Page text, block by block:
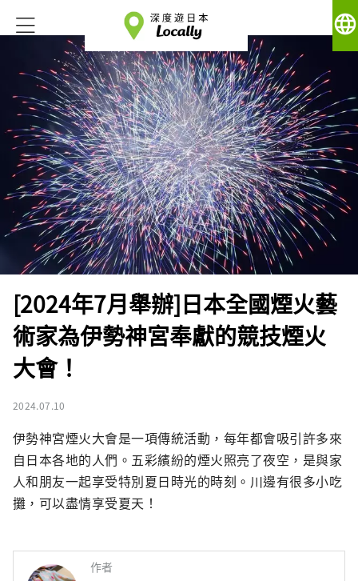
language
[2024年7月舉辦]日本全國煙火藝
術家為伊勢神宮奉獻的競技煙火
大會！
2024.07.10
伊勢神宮煙火大會是一項傳統活動，每年都會吸引許多來
自日本各地的人們。五彩繽紛的煙火照亮了夜空，是與家
人和朋友一起享受特別夏日時光的時刻。川邊有很多小吃
攤，可以盡情享受夏天！
作者